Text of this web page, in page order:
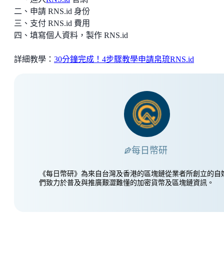
二、申請 RNS.id 身份
三、支付 RNS.id 費用
四、填寫個人資料，製作 RNS.id
詳細教學： 30分鐘完成！4步驟教學申請帛琉RNS.id
每日幣研
《每日幣研》為來自台灣及香港的區塊鏈從業者所創立的自
們致力於普及與推廣艱澀難懂的加密貨幣及區塊鏈資訊。